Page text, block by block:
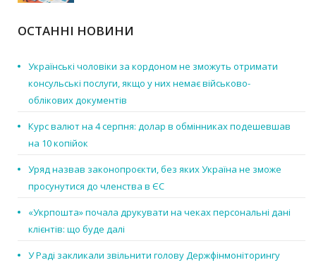
ОСТАННІ НОВИНИ
Українські чоловіки за кордоном не зможуть отримати
консульські послуги, якщо у них немає військово-
облікових документів
Курс валют на 4 серпня: долар в обмінниках подешевшав
на 10 копійок
Уряд назвав законопроєкти, без яких Україна не зможе
просунутися до членства в ЄС
«Укрпошта» почала друкувати на чеках персональні дані
клієнтів: що буде далі
У Раді закликали звільнити голову Держфінмоніторингу